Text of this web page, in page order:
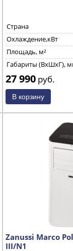
Страна
Охлаждение,кВт
Площадь, м²
Габариты (ВхШхГ),
27 990 руб.
Zanussi Marco
III/N1